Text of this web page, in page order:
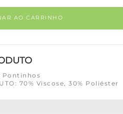
AO CARRINHO
Pontinhos
70% Viscose, 30% Poliéster